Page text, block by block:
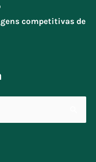
competitivas de